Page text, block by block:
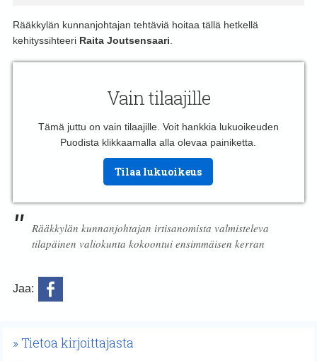
Rääkkylän kunnanjohtajan tehtäviä hoitaa tällä hetkellä
kehityssihteeriRaita Joutsensaari.
Vain tilaajille
Tämä juttu on vain tilaajille. Voit hankkia lukuoikeuden
Puodista klikkaamalla alla olevaa painiketta.
Tilaa lukuoikeus
Rääkkylän kunnanjohtajan irtisanomista valmisteleva
tilapäinen valiokunta kokoontui ensimmäisen kerran
Jaa:
Tietoa kirjoittajasta